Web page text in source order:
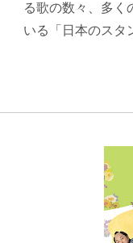
る歌の数々、多く
いる「日本のス